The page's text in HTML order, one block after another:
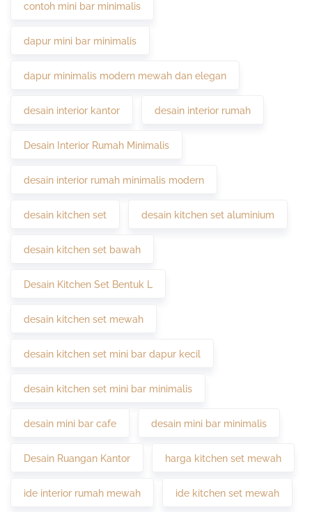
contoh mini bar minimalis
dapur mini bar minimalis
dapur minimalis modern mewah dan elegan
desain interior kantor desain interior rumah
Desain Interior Rumah Minimalis
desain interior rumah minimalis modern
desain kitchen set desain kitchen set aluminium
desain kitchen set bawah
Desain Kitchen Set Bentuk L
desain kitchen set mewah
desain kitchen set mini bar dapur kecil
desain kitchen set mini bar minimalis
desain mini bar cafe desain mini bar minimalis
Desain Ruangan Kantor harga kitchen set mewah
ide interior rumah mewah ide kitchen set mewah